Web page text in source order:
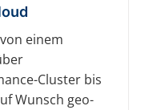
einem
Cluster bis
Wunsch geo-